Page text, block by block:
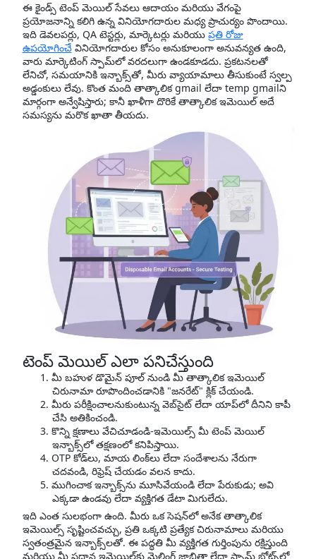
ఈ కైండ్స్ టెంప్ మెయిల్ సేవలు ఆదాయం మరియు వేగంపై
ప్రయోజనాన్ని కలిగి ఉన్న వినియోగదారుల మధ్య ప్రాచుర్యం పొందాయి.
ఇది డెవలపర్లు, QA టెస్టర్లు, మార్కెటర్లు మరియు ప్రతి రోజు
ఉపయోగించేవినియోగదారుల కోసం అనుకూలంగా అనువన్యత ఉంది,
వారు మార్కెటింగ్ స్పామ్‌లో వరదలుగా ఉండకూడదు. ప్రకటనలతో
లేనిచో, సమయానికి ఇన్బాక్స్‌తో, మీరు వ్యాయామాలు తీసుకుంటే స్వల్ప
అడ్డంకులు లేవు. కొంత మంది తాత్కాలిక gmail లేదా temp gmailని
మార్గంగా అన్వేషిస్తారు; కానీ ఖాళీగా దొరికే తాత్కాలిక ఇమెయిల్ అదే
సమస్యను మరొక ఖాతా తీయదు.
టెంప్ మెయిల్ ఎలా పనిచేస్తుంది
మీ బహుళ డొమైన్ పూల్ నుండి మీ తాత్కాలిక ఇమెయిల్
చిరునామా రూపొందించడానికి "జనరేట్" క్లిక్ చేయండి.
మీరు పరీక్షించాలనుకుంటున్న వెబ్‌సైట్ లేదా యాప్‌లో దీనిని కాపీ
చేసి అతికించండి.
కొన్ని క్షణాలు వేచిచూడండి-ఇమెయిల్స్ మీ టెంప్ మెయిల్
ఇన్బాక్స్‌లో తక్షణంలో కనిపిస్తాయి.
OTP కోడ్‌లు, మాయ లింక్‌లు లేదా సందేశాలను నేరుగా
చదవండి, రిఫ్రెష్ చేయడం వలన కాదు.
ముగించాక ఇన్బాక్స్‌ను మూసివేయండి లేదా పేరుకుడు; అవి
ఎక్కడా ఉండవు లేదా వ్యక్తిగత డేటా మిగులేదు.
ఇది ఎంత సులభంగా ఉంది. మీరు ఒక సెషన్‌లో అనేక తాత్కాలిక
ఇమెయిల్స్ సృష్టించవచ్చు, ప్రతి ఒక్కటి ప్రత్యేక చిరునామాలు మరియు
స్వతంత్రమైన ఇన్బాక్స్‌లతో. ఈ పద్ధతి మీ వ్యక్తిగత గుర్తింపును రక్షిస్తుంది
మరియు మీ ప్రధాన ఇమెయిల్‌కు మైలింగ్ జాబితా లేదా స్పామ్ బోట్స్‌లో